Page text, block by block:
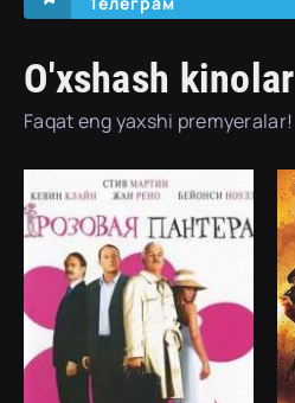
O'xshash kinolar
Faqat eng yaxshi premyeralar!